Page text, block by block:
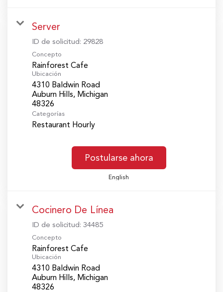
Server
ID de solicitud: 29828
Concepto
Rainforest Cafe
Ubicación
4310 Baldwin Road
Auburn Hills, Michigan
Categorías
Restaurant Hourly
Postularse ahora
English
Cocinero De Línea
ID de solicitud: 34485
Concepto
Rainforest Cafe
Ubicación
4310 Baldwin Road
Auburn Hills, Michigan